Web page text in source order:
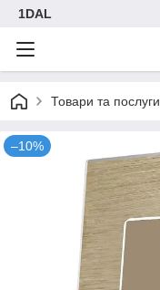
1DAL
Товари та послуги
–10%